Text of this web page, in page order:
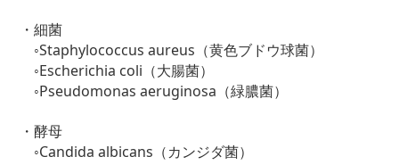
・細菌
◦Staphylococcus aureus（黄色ブドウ球菌）
◦Escherichia coli（大腸菌）
◦Pseudomonas aeruginosa（緑膿菌）
・酵母
◦Candida albicans（カンジダ菌）